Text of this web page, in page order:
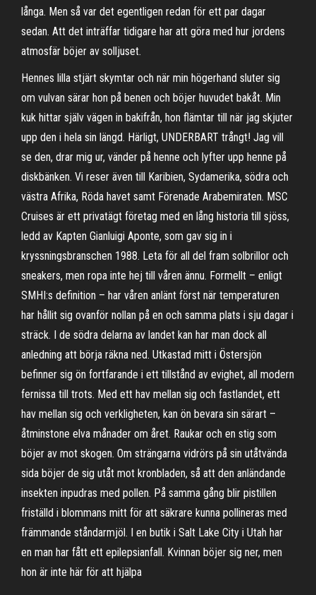
långa. Men så var det egentligen redan för ett par dagar
sedan. Att det inträffar tidigare har att göra med hur jordens
atmosfär böjer av solljuset.
Hennes lilla stjärt skymtar och när min högerhand sluter sig
om vulvan särar hon på benen och böjer huvudet bakåt. Min
kuk hittar själv vägen in bakifrån, hon flämtar till när jag skjuter
upp den i hela sin längd. Härligt, UNDERBART trångt! Jag vill
se den, drar mig ur, vänder på henne och lyfter upp henne på
diskbänken. Vi reser även till Karibien, Sydamerika, södra och
västra Afrika, Röda havet samt Förenade Arabemiraten. MSC
Cruises är ett privatägt företag med en lång historia till sjöss,
ledd av Kapten Gianluigi Aponte, som gav sig in i
kryssningsbranschen 1988. Leta för all del fram solbrillor och
sneakers, men ropa inte hej till våren ännu. Formellt – enligt
SMHI:s definition – har våren anlänt först när temperaturen
har hållit sig ovanför nollan på en och samma plats i sju dagar i
sträck. I de södra delarna av landet kan har man dock all
anledning att börja räkna ned. Utkastad mitt i Östersjön
befinner sig ön fortfarande i ett tillstånd av evighet, all modern
fernissa till trots. Med ett hav mellan sig och fastlandet, ett
hav mellan sig och verkligheten, kan ön bevara sin särart –
åtminstone elva månader om året. Raukar och en stig som
böjer av mot skogen. Om strängarna vidrörs på sin utåtvända
sida böjer de sig utåt mot kronbladen, så att den anländande
insekten inpudras med pollen. På samma gång blir pistillen
friställd i blommans mitt för att säkrare kunna pollineras med
främmande ståndarmjöl. I en butik i Salt Lake City i Utah har
en man har fått ett epilepsianfall. Kvinnan böjer sig ner, men
hon är inte här för att hjälpa